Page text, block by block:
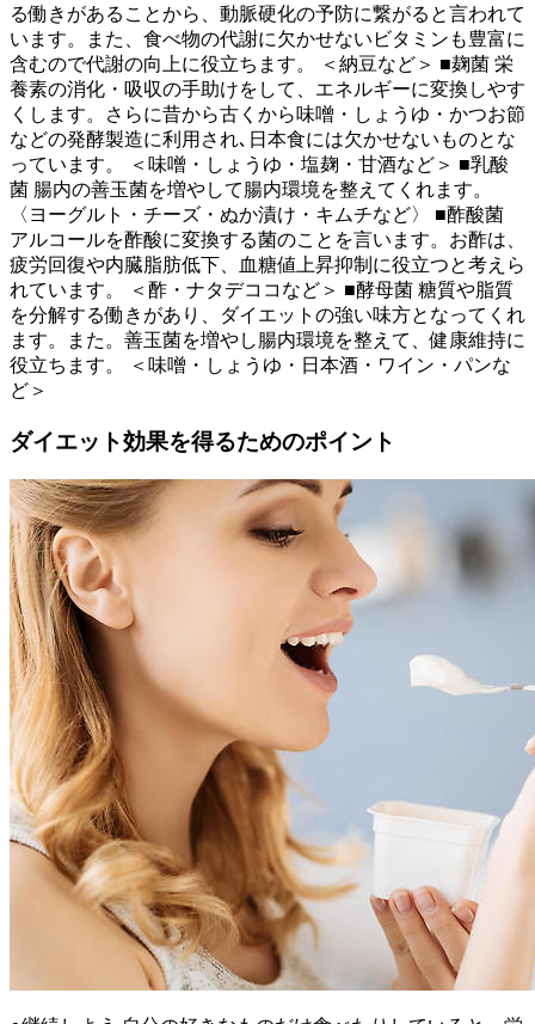
る働きがあることから、動脈硬化の予防に繋がると言われて
います。また、食べ物の代謝に欠かせないビタミンも豊富に
含むので代謝の向上に役立ちます。 ＜納豆など＞ ■麹菌 栄
養素の消化・吸収の手助けをして、エネルギーに変換しやす
くします。さらに昔から古くから味噌・しょうゆ・かつお節
などの発酵製造に利用され､日本食には欠かせないものとな
っています。 ＜味噌・しょうゆ・塩麹・甘酒など＞ ■乳酸
菌 腸内の善玉菌を増やして腸内環境を整えてくれます。
〈ヨーグルト・チーズ・ぬか漬け・キムチなど〉 ■酢酸菌
アルコールを酢酸に変換する菌のことを言います。お酢は、
疲労回復や内臓脂肪低下、血糖値上昇抑制に役立つと考えら
れています。 ＜酢・ナタデココなど＞ ■酵母菌 糖質や脂質
を分解する働きがあり、ダイエットの強い味方となってくれ
ます。また。善玉菌を増やし腸内環境を整えて、健康維持に
役立ちます。 ＜味噌・しょうゆ・日本酒・ワイン・パンな
ど＞
ダイエット効果を得るためのポイント